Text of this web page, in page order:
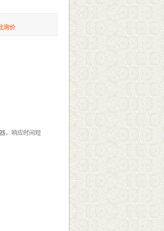
询价
，响应时间短